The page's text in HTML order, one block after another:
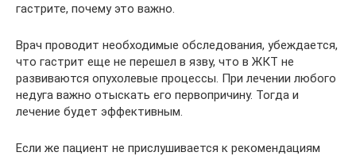
гастрите, почему это важно.
Врач проводит необходимые обследования, убеждается,
что гастрит еще не перешел в язву, что в ЖКТ не
развиваются опухолевые процессы. При лечении любого
недуга важно отыскать его первопричину. Тогда и
лечение будет эффективным.
Если же пациент не прислушивается к рекомендациям